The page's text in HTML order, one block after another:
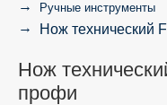
Ручные инструменты
Нож технический
Нож
профи